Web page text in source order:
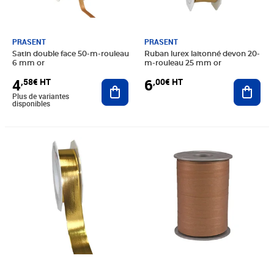
PRASENT
Satin double face 50-m-rouleau
6 mm or
4,58€ HT
Plus de variantes
disponibles
Ajouter au panier
PRASENT
Ruban lurex laitonné devon 20-
m-rouleau 25 mm or
6,00€ HT
Prix 3,33€ HT